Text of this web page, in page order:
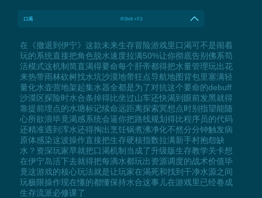
口渴 RShift +F3
在《撤退到伊宁》这款未来生存冒险游戏里口渴可不是闹着
玩的系统直接把角色脱水速度拉满50%让你彻底告别佛系苟
活模式这机制简直渴得要命每个肝帝都得把水量管理玩出花
来热带雨林砍树找水坑沙漠地带狂点导航地图背包里塞满轻
量化水壶营地架起集水器全都是为了对抗这个要命的debuff
沙漠区探险时水合条掉得比坐过山车还快渴到眼前发黑就得
靠提前埋点的水塘标记续命远距离探索冥想点时别指望能随
心所欲浪毕竟渴感系统会逼你把路线规划得比程序员的代码
还精准遇到浑水还得掏出烹饪锅煮沸净化不然分分钟触发病
原体感染这波操作直接把生存硬核指数拉满新手村抱怨缺
水？资深玩家早就把口渴机制当成了升级版生存教学关卡想
在伊宁岛活下去就得把每滴水都玩出资源调度的战术价值毕
竟这游戏的核心玩法就是让玩家在渴死和找到干净水源之间
玩极限操作现在懂的都懂保持水合这事儿在游戏里已经卷成
生存流派必修课了